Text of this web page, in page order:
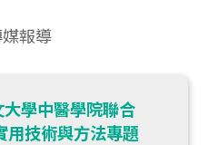
報導
學中醫學院聯合
用技術與方法專題